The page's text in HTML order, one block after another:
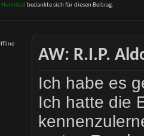
Hannibal bedankte sich für diesen Beitrag.
AW: R.I.P.
Ich habe es
Ich hatte die